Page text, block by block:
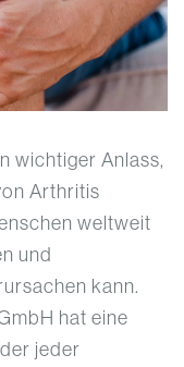
wichtiger Anlass,
Arthritis
weltweit
und
kann.
hat eine
jeder